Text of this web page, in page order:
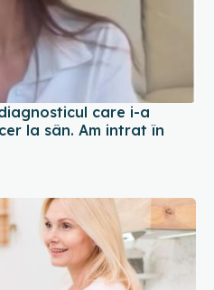
care i-a
la sân. Am intrat în